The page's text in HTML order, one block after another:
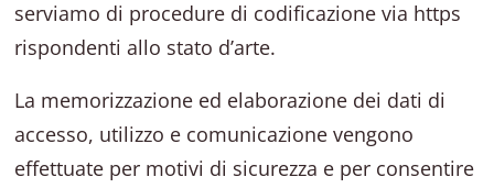
serviamo di procedure di codificazione via https
rispondenti allo stato d’arte.
La memorizzazione ed elaborazione dei dati di
accesso, utilizzo e comunicazione vengono
effettuate per motivi di sicurezza e per consentire